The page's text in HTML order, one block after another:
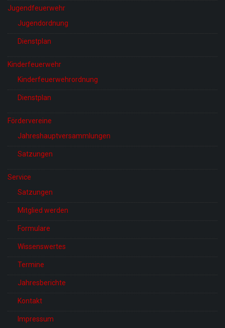
Jugendfeuerwehr
Jugendordnung
Dienstplan
Kinderfeuerwehr
Kinderfeuerwehrordnung
Dienstplan
Fördervereine
Jahreshauptversammlungen
Satzungen
Service
Satzungen
Mitglied werden
Formulare
Wissenswertes
Termine
Jahresberichte
Kontakt
Impressum